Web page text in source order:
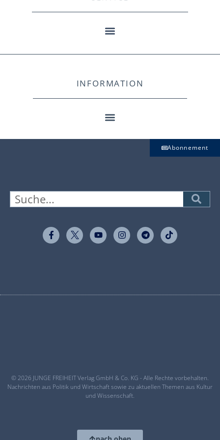
INFORMATION
Abonnement
© 2026 JUNGE FREIHEIT Verlag GmbH & Co. KG - Alle Rechte vorbehalten.
Nachrichten aus Politik und Wirtschaft sowie zu aktuellen Themen aus Kultur
und Wissenschaft.